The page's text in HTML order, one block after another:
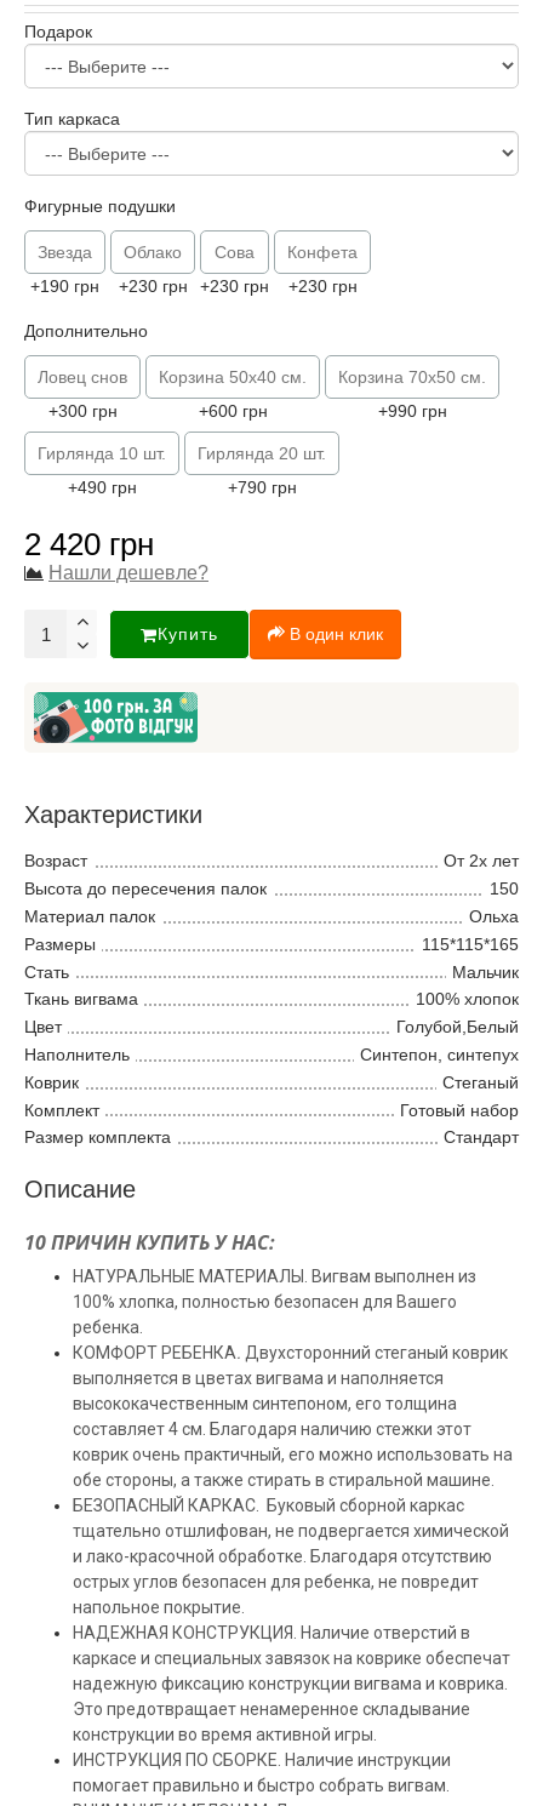
Подарок
Тип каркаса
Фигурные подушки
Звезда
+190 грн
Облако
+230 грн
Сова
+230 грн
Конфета
+230 грн
Дополнительно
Ловец снов
+300 грн
Корзина 50х40 см.
+600 грн
Корзина 70х50 см.
+990 грн
Гирлянда 10 шт.
+490 грн
Гирлянда 20 шт.
+790 грн
2 420 грн
Нашли дешевле?
Купить В один клик
Характеристики
Возраст
От 2х лет
Высота до пересечения палок
150
Материал палок
Ольха
Размеры
115*115*165
Стать
Мальчик
Ткань вигвама
100% хлопок
Цвет
Голубой,Белый
Наполнитель
Синтепон, синтепух
Коврик
Стеганый
Комплект
Готовый набор
Размер комплекта
Стандарт
Описание
10 ПРИЧИН КУПИТЬ У НАС:
НАТУРАЛЬНЫЕ МАТЕРИАЛЫ. Вигвам выполнен из
100% хлопка, полностью безопасен для Вашего
ребенка.
КОМФОРТ РЕБЕНКА. Двухсторонний стеганый коврик
выполняется в цветах вигвама и наполняется
высококачественным синтепоном, его толщина
составляет 4 см. Благодаря наличию стежки этот
коврик очень практичный, его можно использовать на
обе стороны, а также стирать в стиральной машине.
БЕЗОПАСНЫЙ КАРКАС.
Буковый сборной каркас
тщательно отшлифован, не подвергается химической
и лако-красочной обработке. Благодаря отсутствию
острых углов безопасен для ребенка, не повредит
напольное покрытие.
НАДЕЖНАЯ КОНСТРУКЦИЯ. Наличие отверстий в
каркасе и специальных завязок на коврике обеспечат
надежную фиксацию конструкции вигвама и коврика.
Это предотвращает ненамеренное складывание
конструкции во время активной игры.
ИНСТРУКЦИЯ ПО СБОРКЕ. Наличие инструкции
помогает правильно и быстро собрать вигвам.